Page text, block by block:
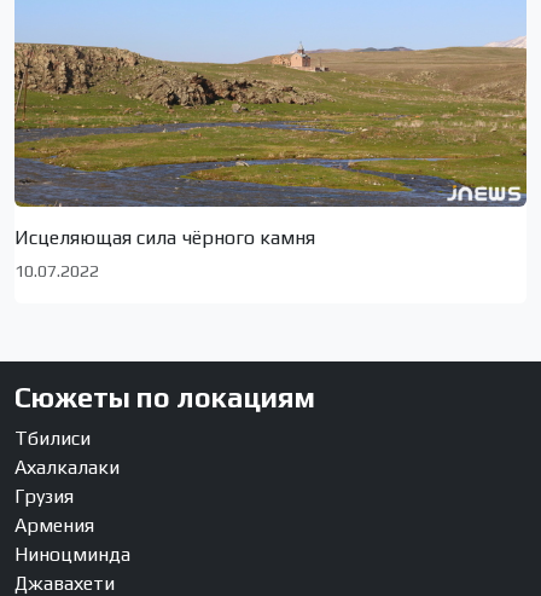
Исцеляющая сила чёрного камня
10.07.2022
Сюжеты по локациям
Тбилиси
Ахалкалаки
Грузия
Армения
Ниноцминда
Джавахети